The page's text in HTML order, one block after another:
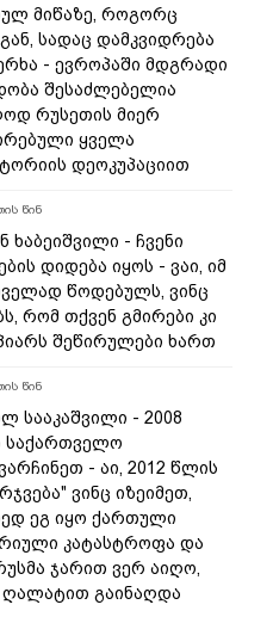
მიწაზე, როგორც
სადაც დამკვიდრება
- ევროპაში მდგრადი
შესაძლებელია
რუსეთის მიერ
ყველა
დეოკუპაციით
წინ
ხაბეიშვილი - ჩვენი
დიდება იყოს - ვაი, იმ
წოდებულს, ვინც
რომ თქვენ გმირები კი
შეწირულები ხართ
წინ
სააკაშვილი - 2008
საქართველო
- აი, 2012 წლის
ვინც იზეიმეთ,
ეგ იყო ქართული
კატასტროფა და
ჯარით ვერ აიღო,
ღალატით გაინაღდა